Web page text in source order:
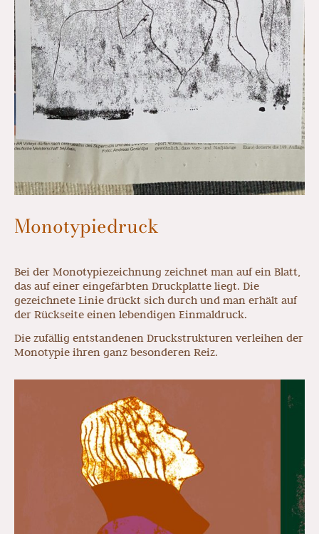
Monotypiedruck
Bei der Monotypiezeichnung zeichnet man auf ein Blatt,
das auf einer eingefärbten Druckplatte liegt. Die
gezeichnete Linie drückt sich durch und man erhält auf
der Rückseite einen lebendigen Einmaldruck.
Die zufällig entstandenen Druckstrukturen verleihen der
Monotypie ihren ganz besonderen Reiz.